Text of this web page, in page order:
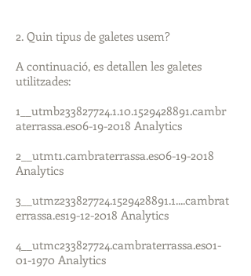
2. Quin tipus de galetes usem?​
A continuació, es detallen les galetes
utilitzades:
1__utmb233827724.1.10.1529428891.cambr
aterrassa.es06-19-2018 Analytics
2__utmt1.cambraterrassa.es06-19-2018
Analytics
3__utmz233827724.1529428891.1....cambrat
errassa.es19-12-2018 Analytics
4__utmc233827724.cambraterrassa.es01-
01-1970 Analytics